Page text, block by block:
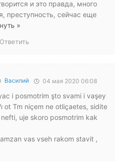
и это правда, много
преступность, сейчас еще
»
Ответить
Василий 04 мая 2020 06:08
i posmotrim şto svami i vaşey
ot Tm niçem ne otliçaetes, sidite
uje skoro posmotrim kak
vas vseh rakom stavit ,